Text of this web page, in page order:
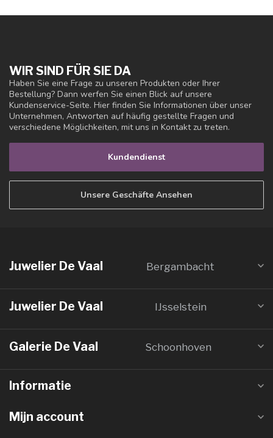
WIR SIND FÜR SIE DA
Haben Sie eine Frage zu unseren Produkten oder Ihrer
Bestellung? Dann werfen Sie einen Blick auf unsere
Kundenservice-Seite. Hier finden Sie Informationen über unser
Unternehmen, Antworten auf häufig gestellte Fragen und
verschiedene Möglichkeiten, mit uns in Kontakt zu treten.
Kundendienst
Unsere Geschäfte Ansehen
Juwelier De Vaal Bergambacht
Juwelier De Vaal IJsselstein
Galerie De Vaal Schoonhoven
Informatie
Mijn account